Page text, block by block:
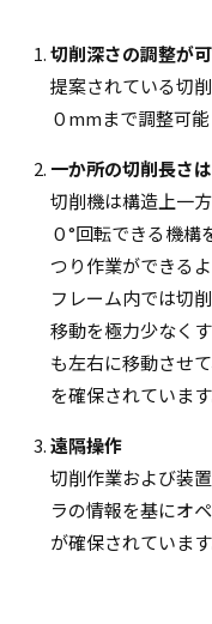
切削深さの調整が
提案されている切
０mmまで調整可能
一か所の切削長さ
切削機は構造上一
０°回転できる機
つり作業ができる
フレーム内では切
移動を極力少なく
も左右に移動させ
を確保されています
遠隔操作
切削作業および装
ラの情報を基にオ
が確保されています